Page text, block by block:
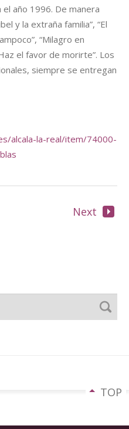
año 1996. De manera
y la extraña familia”, “El
“Milagro en
el favor de morirte”. Los
siempre se entregan
alcala-la-real/item/74000-
Next
TOP